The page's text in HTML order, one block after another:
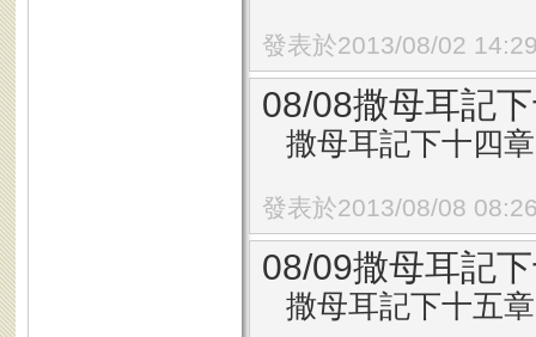
發表於2013/08/02
08/08撒母耳記
撒母耳記下十四
發表於2013/08/08
08/09撒母耳記
撒母耳記下十五